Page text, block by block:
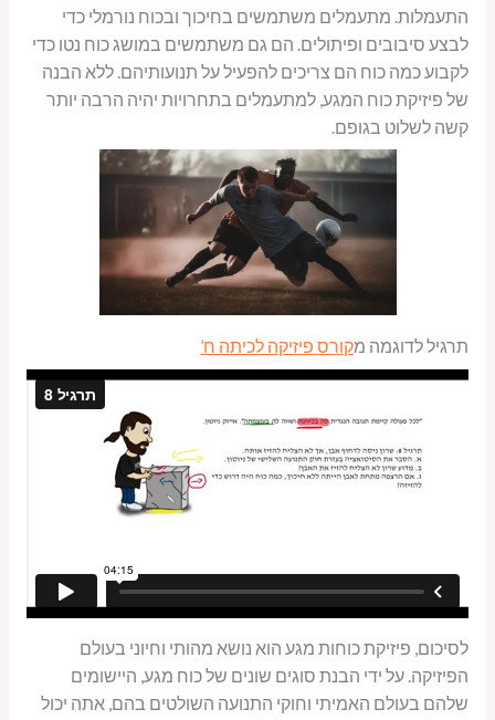
התעמלות. מתעמלים משתמשים בחיכוך ובכוח נורמלי כדי
לבצע סיבובים ופיתולים. הם גם משתמשים במושג כוח נטו כדי
לקבוע כמה כוח הם צריכים להפעיל על תנועותיהם. ללא הבנה
של פיזיקת כוח המגע, למתעמלים בתחרויות יהיה הרבה יותר
קשה לשלוט בגופם.
תרגיל לדוגמה מקורס פיזיקה לכיתה ח’
לסיכום, פיזיקת כוחות מגע הוא נושא מהותי וחיוני בעולם
הפיזיקה. על ידי הבנת סוגים שונים של כוח מגע, היישומים
שלהם בעולם האמיתי וחוקי התנועה השולטים בהם, אתה יכול